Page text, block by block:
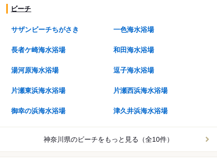
ビーチ
サザンビーチちがさき 一色海水浴場
長者ケ崎海水浴場 和田海水浴場
湯河原海水浴場 逗子海水浴場
片瀬東浜海水浴場 片瀬西浜海水浴場
御幸の浜海水浴場 津久井浜海水浴場
神奈川県のビーチをもっと見る（全10件）